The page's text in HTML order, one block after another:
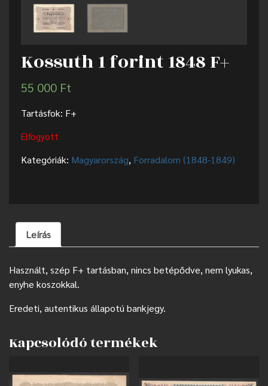
Kossuth 1 forint 1848 F+
55 000 Ft
Tartásfok: F+
Elfogyott
Kategóriák: Magyarország, Forradalom (1848-1849)
Leírás
Használt, szép F+ tartásban, nincs betépődve, nem lyukas,
enyhe koszokkal.
Eredeti, autentikus állapotú bankjegy.
Kapcsolódó termékek